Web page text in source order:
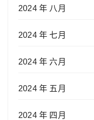
2024 年 八月
2024 年 七月
2024 年 六月
2024 年 五月
2024 年 四月